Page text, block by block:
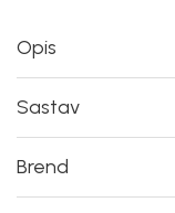
Opis
Sastav
Brend